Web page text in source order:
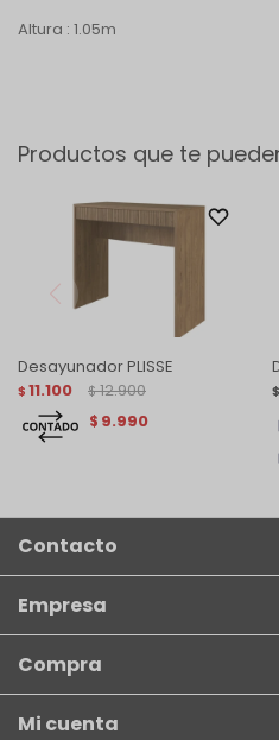
Altura : 1.05m
Productos que te
Desayunador PLISSE
$ 11.100 $ 12.900
$ 9.990
$
Contacto
Empresa
Compra
Mi cuenta